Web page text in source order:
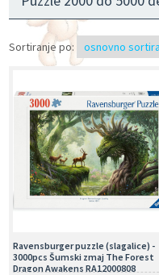
Sortiranje po:
Ravensburger puzzle (slagalice) -
3000pcs Šumski zmaj The Forest
Dragon Awakens RA12000808